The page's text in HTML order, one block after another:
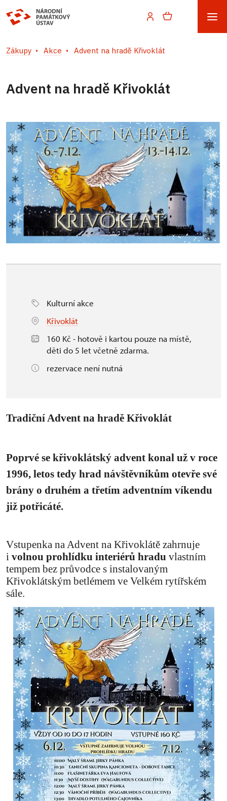
Zákupy Akce Advent na hradě Křivoklát
Advent na hradě Křivoklát
Kulturní akce
Křivoklát
160 Kč - hotově i kartou pouze na místě,
děti do 5 let včetně zdarma.
rezervace není nutná
Tradiční Advent na hradě Křivoklát
Poprvé se křivoklátský advent konal už v roce
1996, letos tedy hrad návštěvníkům otevře své
brány o druhém a třetím adventním víkendu
již potřicáté.
Vstupenka na Advent na Křivoklátě zahrnuje
i volnou prohlídku interiérů hradu vlastním
tempem bez průvodce s instalovaným
Křivoklátským betlémem ve Velkém rytířském
sále.